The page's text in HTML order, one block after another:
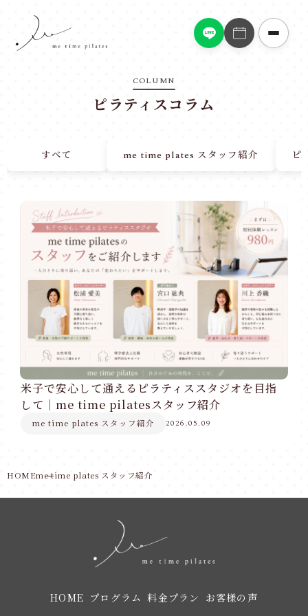
COLUMN
ピラティスコラム
すべて me time plates スタッフ紹介 ピ
米子で安心して通えるピラティススタジオを目指
して｜me time pilatesスタッフ紹介
me time plates スタッフ紹介 2026.05.09
HOMEme time plates スタッフ紹介
HOME プログラム 料金プラン お客様の声